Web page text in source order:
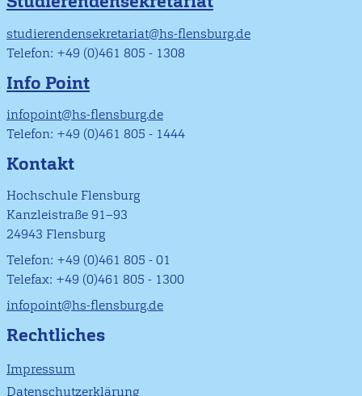
studierendensekretariat@hs-flensburg.de
Telefon: +49 (0)461 805 - 1308
Info Point
infopoint@hs-flensburg.de
Telefon: +49 (0)461 805 - 1444
Kontakt
Hochschule Flensburg
Kanzleistraße 91–93
24943 Flensburg
Telefon: +49 (0)461 805 - 01
Telefax: +49 (0)461 805 - 1300
infopoint@hs-flensburg.de
Rechtliches
Impressum
Datenschutzerklärung